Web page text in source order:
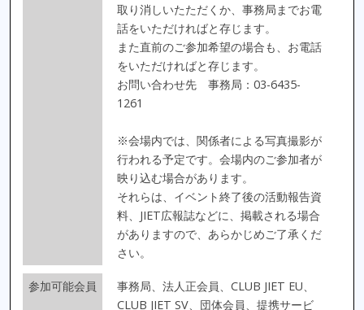
取り消しいたただくか、事務局までお電
話をいただければと存じます。
また直前のご参加希望の場合も、お電話
をいただければと存じます。
お問い合わせ先 事務局：03-6435-
1261
※会場内では、関係者による写真撮影が
行われる予定です。会場内のご参加者が
映り込む場合があります。
それらは、イベント終了後の活動報告資
料、JIET広報誌などに、掲載される場合
がありますので、あらかじめご了承くだ
さい。
参加可能会員
事務局、法人正会員、CLUB JIET EU、
CLUB JIET SV、団体会員、提携サービ